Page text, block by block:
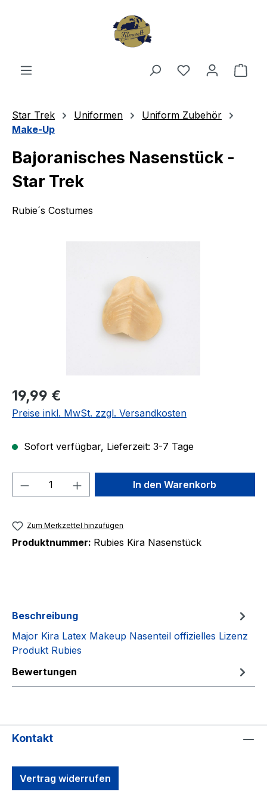
Du hast 0
Star Trek Uniformen
Uniform Zubehör
Make-Up
Bajoranisches Nasenstück -
Star Trek
Rubie´s Costumes
Regulärer Preis:
19,99 €
Preise inkl. MwSt. zzgl. Versandkosten
Sofort verfügbar, Lieferzeit: 3-7 Tage
Produkt Anzahl: Gib denIn den Warenkorb
Zum Merkzettel hinzufügen
Produktnummer: Rubies Kira Nasenstück
Beschreibung
Major Kira Latex Makeup Nasenteil offizielles Lizenz
Produkt Rubies
Bewertungen
Kontakt
Vertrag widerrufen